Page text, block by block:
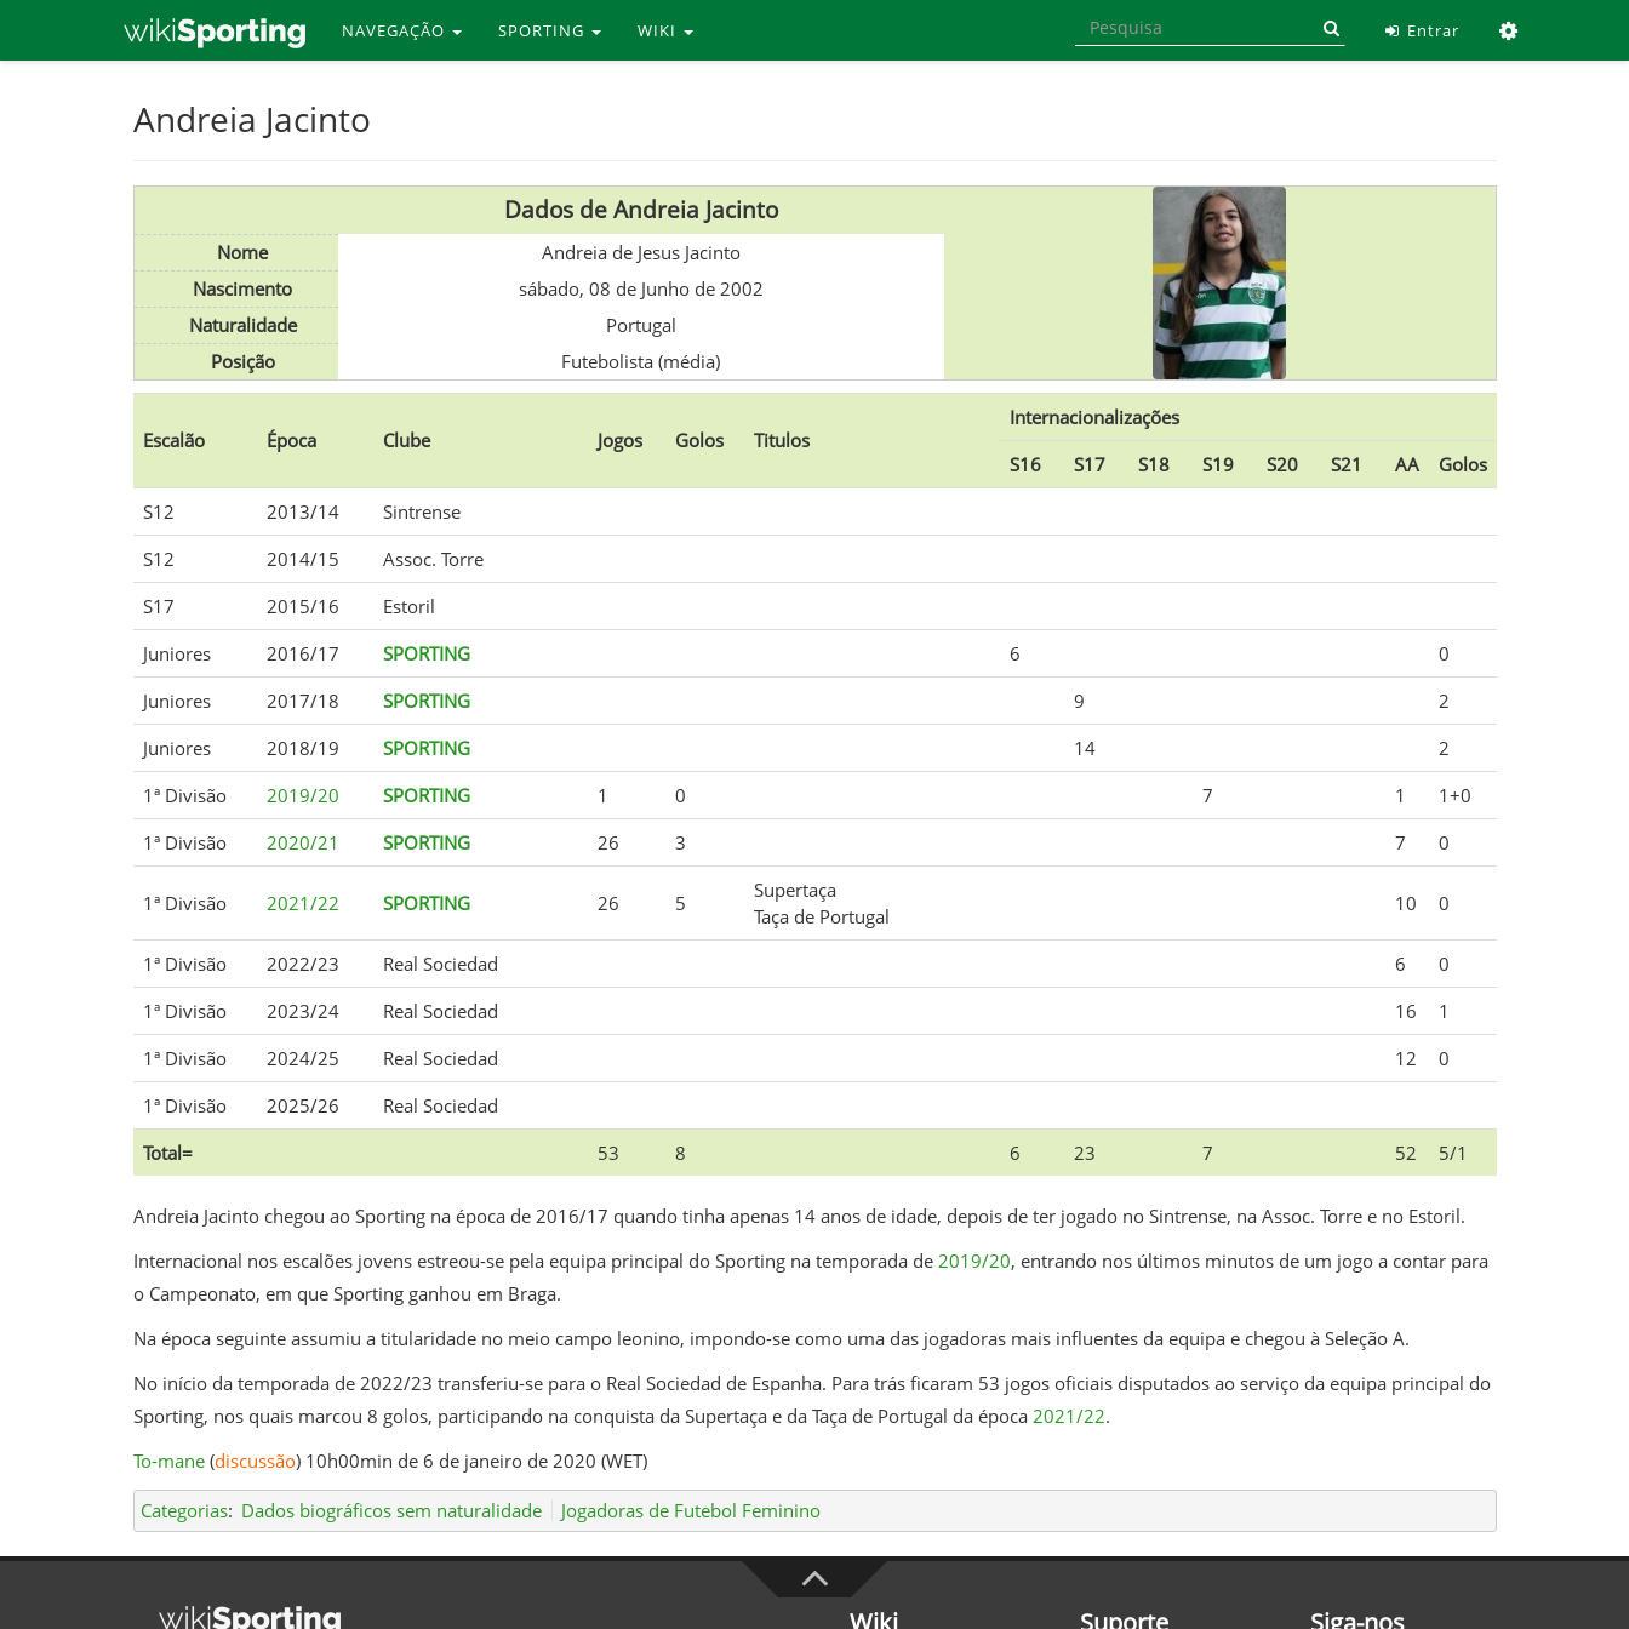
NAVEGAÇÃO SPORTING WIKI Entrar
Andreia Jacinto
Dados de Andreia Jacinto
Nome
Andreia de Jesus Jacinto
Nascimento
sábado, 08 de Junho de 2002
Naturalidade
Portugal
Posição
Futebolista (média)
Escalão Época Clube Jogos Golos Titulos
Internacionalizações
S16
S17 S18 S19 S20 S21 AA
Golos
S12
2013/14
Sintrense
S12
2014/15
Assoc. Torre
S17
2015/16
Estoril
Juniores
2016/17 SPORTING 6
0
Juniores
2017/18 SPORTING 9
2
Juniores
2018/19 SPORTING 14
2
1ª Divisão
2019/20 SPORTING 1 0 7 1
1+0
1ª Divisão
2020/21 SPORTING 26 3 7 0
1ª Divisão 2021/22 SPORTING 26 5
Supertaça
Taça de Portugal
10 0
1ª Divisão 2022/23 Real Sociedad 6
0
1ª Divisão
2023/24 Real Sociedad 16
1
1ª Divisão
2024/25 Real Sociedad 12
0
1ª Divisão
2025/26
Real Sociedad
Total=
53 8 6 23 7 52 5/1
Andreia Jacinto chegou ao Sporting na época de 2016/17 quando tinha apenas 14 anos de idade, depois de ter jogado no Sintrense, na Assoc. Torre e no Estoril.
Internacional nos escalões jovens estreou-se pela equipa principal do Sporting na temporada de 2019/20, entrando nos últimos minutos de um jogo a contar para
o Campeonato, em que Sporting ganhou em Braga.
Na época seguinte assumiu a titularidade no meio campo leonino, impondo-se como uma das jogadoras mais influentes da equipa e chegou à Seleção A.
No início da temporada de 2022/23 transferiu-se para o Real Sociedad de Espanha. Para trás ficaram 53 jogos oficiais disputados ao serviço da equipa principal do
Sporting, nos quais marcou 8 golos, participando na conquista da Supertaça e da Taça de Portugal da época 2021/22.
To-mane(discussão) 10h00min de 6 de janeiro de 2020 (WET)
Categorias: Dados biográficos sem naturalidade Jogadoras de Futebol Feminino
Wiki Suporte Siga-nos